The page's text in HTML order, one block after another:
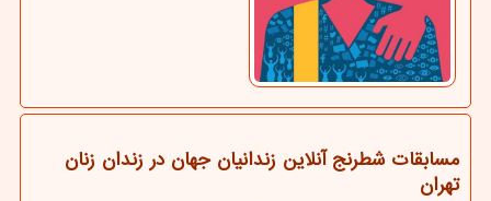
مسابقات شطرنج آنلاین زندانیان جهان در زندان زنان
تهران